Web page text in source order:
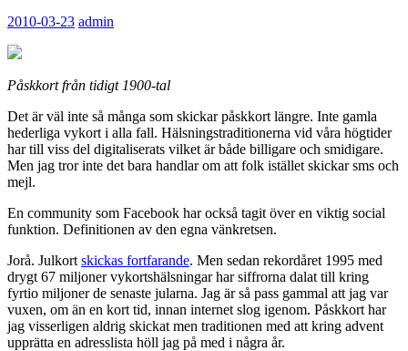
2010-03-23 admin
Påskkort från tidigt 1900-tal
Det är väl inte så många som skickar påskkort längre. Inte gamla
hederliga vykort i alla fall. Hälsningstraditionerna vid våra högtider
har till viss del digitaliserats vilket är både billigare och smidigare.
Men jag tror inte det bara handlar om att folk istället skickar sms och
mejl.
En community som Facebook har också tagit över en viktig social
funktion. Definitionen av den egna vänkretsen.
Jorå. Julkort skickas fortfarande. Men sedan rekordåret 1995 med
drygt 67 miljoner vykortshälsningar har siffrorna dalat till kring
fyrtio miljoner de senaste jularna. Jag är så pass gammal att jag var
vuxen, om än en kort tid, innan internet slog igenom. Påskkort har
jag visserligen aldrig skickat men traditionen med att kring advent
upprätta en adresslista höll jag på med i några år.